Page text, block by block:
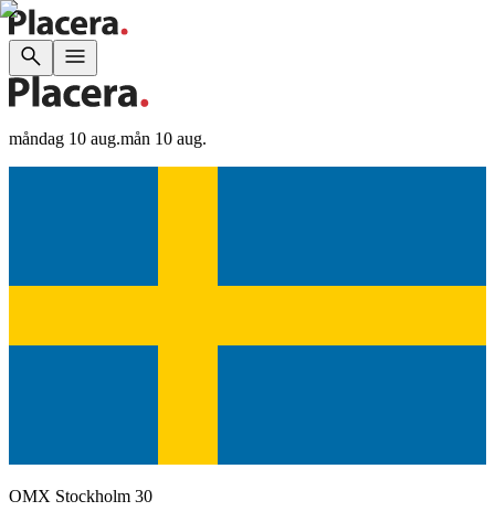
måndag 10 aug.mån 10 aug.
OMX Stockholm 30